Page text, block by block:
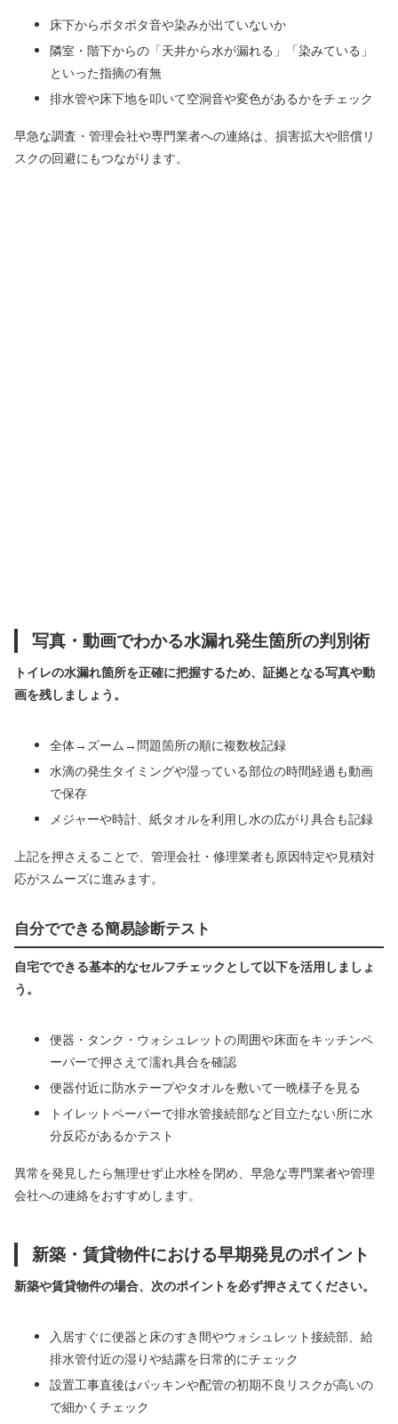
床下からポタポタ音や染みが出ていないか
隣室・階下からの「天井から水が漏れる」「染みている」
といった指摘の有無
排水管や床下地を叩いて空洞音や変色があるかをチェック
早急な調査・管理会社や専門業者への連絡は、損害拡大や賠償リ
スクの回避にもつながります。
写真・動画でわかる水漏れ発生箇所の判別術
トイレの水漏れ箇所を正確に把握するため、証拠となる写真や動
画を残しましょう。
全体→ズーム→問題箇所の順に複数枚記録
水滴の発生タイミングや湿っている部位の時間経過も動画
で保存
メジャーや時計、紙タオルを利用し水の広がり具合も記録
上記を押さえることで、管理会社・修理業者も原因特定や見積対
応がスムーズに進みます。
自分でできる簡易診断テスト
自宅でできる基本的なセルフチェックとして以下を活用しましょ
う。
便器・タンク・ウォシュレットの周囲や床面をキッチンペ
ーパーで押さえて濡れ具合を確認
便器付近に防水テープやタオルを敷いて一晩様子を見る
トイレットペーパーで排水管接続部など目立たない所に水
分反応があるかテスト
異常を発見したら無理せず止水栓を閉め、早急な専門業者や管理
会社への連絡をおすすめします。
新築・賃貸物件における早期発見のポイント
新築や賃貸物件の場合、次のポイントを必ず押さえてください。
入居すぐに便器と床のすき間やウォシュレット接続部、給
排水管付近の湿りや結露を日常的にチェック
設置工事直後はパッキンや配管の初期不良リスクが高いの
で細かくチェック